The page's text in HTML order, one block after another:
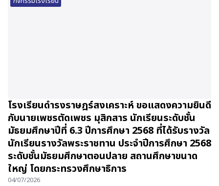
โรงเรียนดำรงราษฎร์สงเคราะห์ ขอแสดงความยินดี
กับนายเพชรตัดเพชร มุสิกสาร นักเรียนระดับชั้น
มัธยมศึกษาปีที่ 6.3 ปีการศึกษา 2568 ที่ได้รับรางวัล
นักเรียนรางวัลพระราชทาน ประจำปีการศึกษา 2568
ระดับชั้นมัธยมศึกษาตอนปลาย สถานศึกษาขนาด
ใหญ่ โดยกระทรวงศึกษาธิการ
04/07/2026